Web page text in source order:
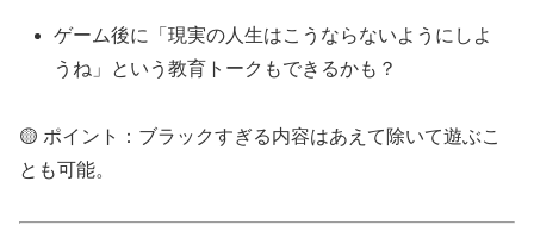
ゲーム後に「現実の人生はこうならないようにしよ
うね」という教育トークもできるかも？
🟡 ポイント：ブラックすぎる内容はあえて除いて遊ぶこ
とも可能。